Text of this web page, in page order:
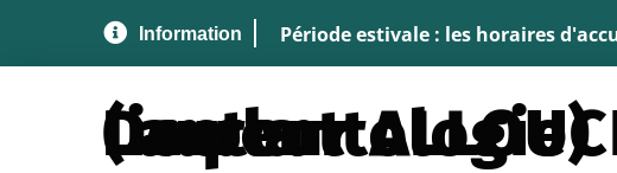
Période estivale : les horaires
Docteur ALLOUCHE Laurent (implantologie)